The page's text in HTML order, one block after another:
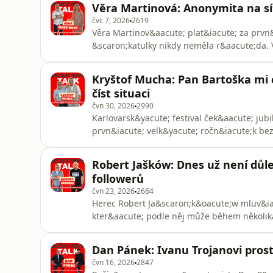
odv&aacute;žn&yacute;ch
Věra Martinová: Anonymita na
čvc 7, 20262619
Věra Martinov&aacute; plat&iacute; za
&scaron;katulky nikdy neměla
Vzpom&iacute;n&aacute; tak&eacute; na
Kryštof Mucha: Pan Bartoška
číst situaci
čvn 30, 20262990
Karlovarsk&yacute; festival ček&aacute;
prvn&iacute; velk&yacute; ročn&iacute;k
nemaj&iacute; b&yacute;t každ&yacute; rok
Robert Jašków: Dnes už není
followerů
čvn 23, 20262664
Herec Robert Ja&scaron;k&oacute;w
kter&aacute; podle něj může během
zam&yacute;&scaron;l&iacute; se nad
Dan Pánek: Ivanu Trojanovi
čvn 16, 20262847